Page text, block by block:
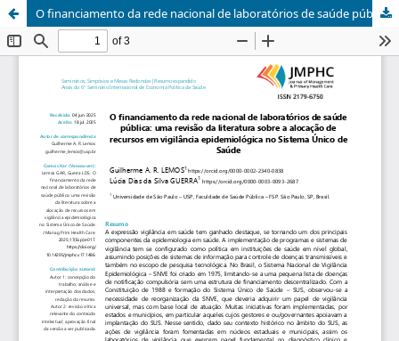
O financiamento da rede nacional de laboratórios de saúde pública